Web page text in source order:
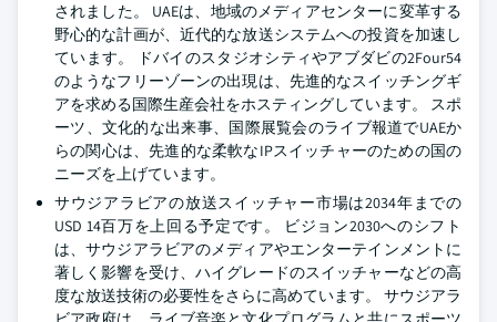
されました。 UAEは、地域のメディアセンターに変革する
野心的な計画が、近代的な放送システムへの投資を加速し
ています。 ドバイのスタジオシティやアブダビの2Four54
のようなフリーゾーンの出現は、先進的なスイッチングギ
アを求める国際生産会社をホスティングしています。 スポ
ーツ、文化的な出来事、国際展覧会のライブ報道でUAEか
らの関心は、先進的な柔軟なIPスイッチャーのための国の
ニーズを上げています。
サウジアラビアの放送スイッチャー市場は2034年までの
USD 14百万を上回る予定です。 ビジョン2030へのシフト
は、サウジアラビアのメディアやエンターテインメントに
著しく影響を受け、ハイグレードのスイッチャーなどの高
度な放送技術の必要性をさらに高めています。 サウジアラ